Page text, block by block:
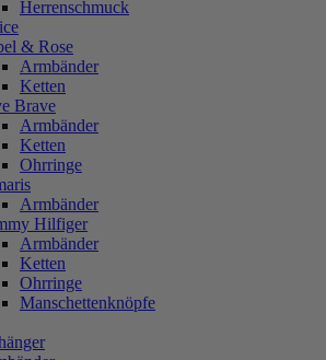
Herrenschmuck
& Rose
Armbänder
Ketten
Brave
Armbänder
Ketten
Ohrringe
Armbänder
Hilfiger
Armbänder
Ketten
Ohrringe
Manschettenknöpfe